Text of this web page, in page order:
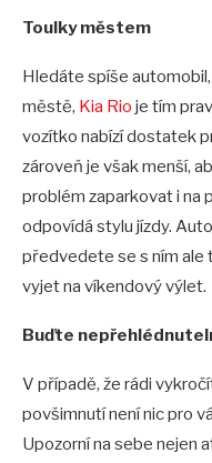
Toulky městem
Hledáte spíše
městě, Kia Rio je tím
vozítko nabízí dostatek
zároveň je však menší,
problém zaparkovat i na
odpovídá stylu jízdy.
předvedete se s ním ale
vyjet na víkendový výlet.
Buďte
V případě, že rádi
povšimnutí není nic pro
Upozorní na sebe nejen